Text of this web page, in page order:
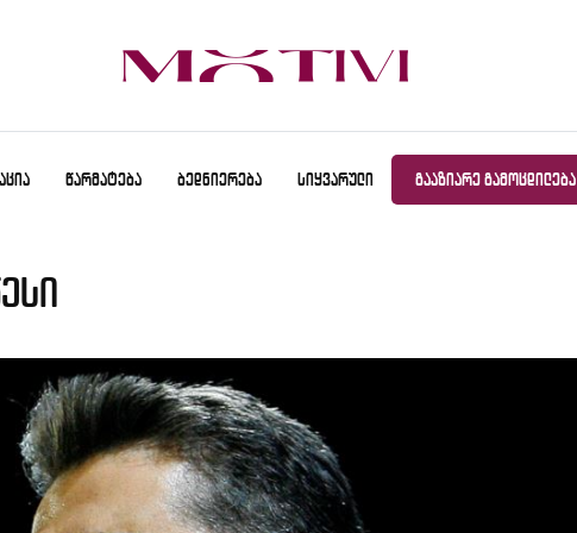
ᲬᲐᲠᲛᲐᲢᲔᲑᲐ ᲑᲔᲓᲜᲘᲔᲠᲔᲑᲐ ᲡᲘᲧᲕᲐᲠᲣᲚᲘ ᲒᲐᲐᲖᲘᲐᲠᲔ ᲒᲐᲛᲝᲪᲓᲘᲚᲔᲑᲐ